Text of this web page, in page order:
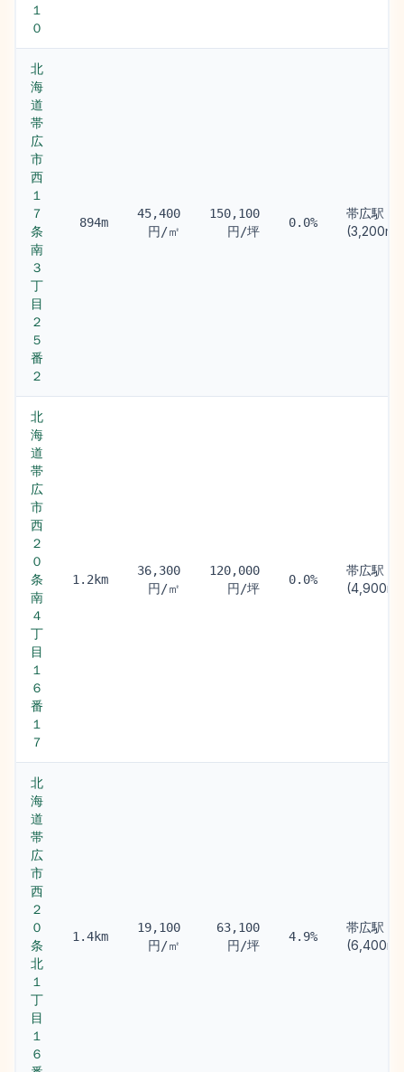
１
０
北
海
道
帯
広
市
西
１
７
条
南
３
丁
目
２
５
番
２
894m
45,400
円/㎡
150,100
円/坪
0.0%
帯広駅
(3,200m)
北
海
道
帯
広
市
西
２
０
条
南
４
丁
目
１
６
番
１
７
1.2km
36,300
円/㎡
120,000
円/坪
0.0%
帯広駅
(4,900m)
北
海
道
帯
広
市
西
２
０
条
北
１
丁
目
１
６
1.4km
19,100
円/㎡
63,100
円/坪
4.9%
帯広駅
(6,400m)